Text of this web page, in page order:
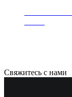
Свяжитесь с нами